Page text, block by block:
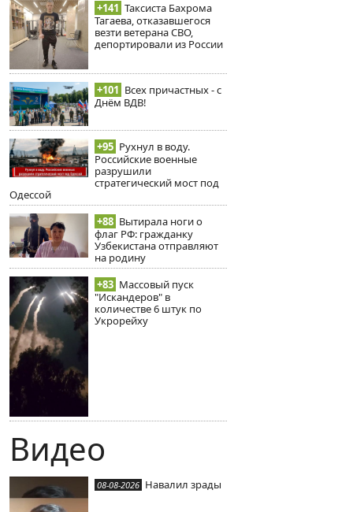
+141 Таксиста Бахрома
Тагаева, отказавшегося
везти ветерана СВО,
депортировали из России
+101 Всех причастных - с
Днём ВДВ!
+95 Рухнул в воду.
Российские военные
разрушили
стратегический мост под
Одессой
+88 Вытирала ноги о
флаг РФ: гражданку
Узбекистана отправляют
на родину
+83 Массовый пуск
"Искандеров" в
количестве 6 штук по
Укрорейху
Видео
08-08-2026 Навалил зрады